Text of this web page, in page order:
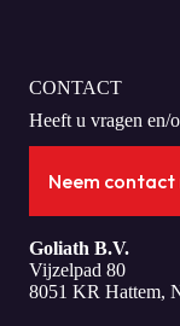
CONTACT
Heeft u vragen en/
Neem contact
Goliath B.V.
Vijzelpad 80
8051 KR Hattem,